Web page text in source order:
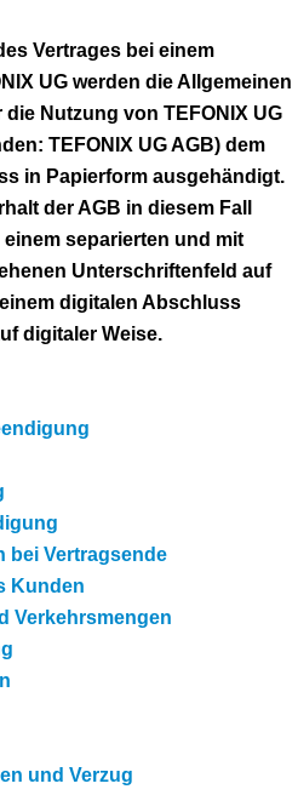
Vertrages bei einem
UG werden die Allgemeinen
Nutzung von TEFONIX UG
TEFONIX UG AGB) dem
in Papierform ausgehändigt.
der AGB in diesem Fall
separierten und mit
Unterschriftenfeld auf
digitalen Abschluss
digitaler Weise.
bei Vertragsende
Kunden
Verkehrsmengen
und Verzug